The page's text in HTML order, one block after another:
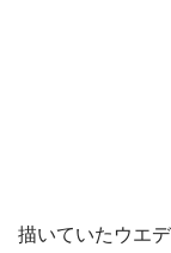
描いていたウエ